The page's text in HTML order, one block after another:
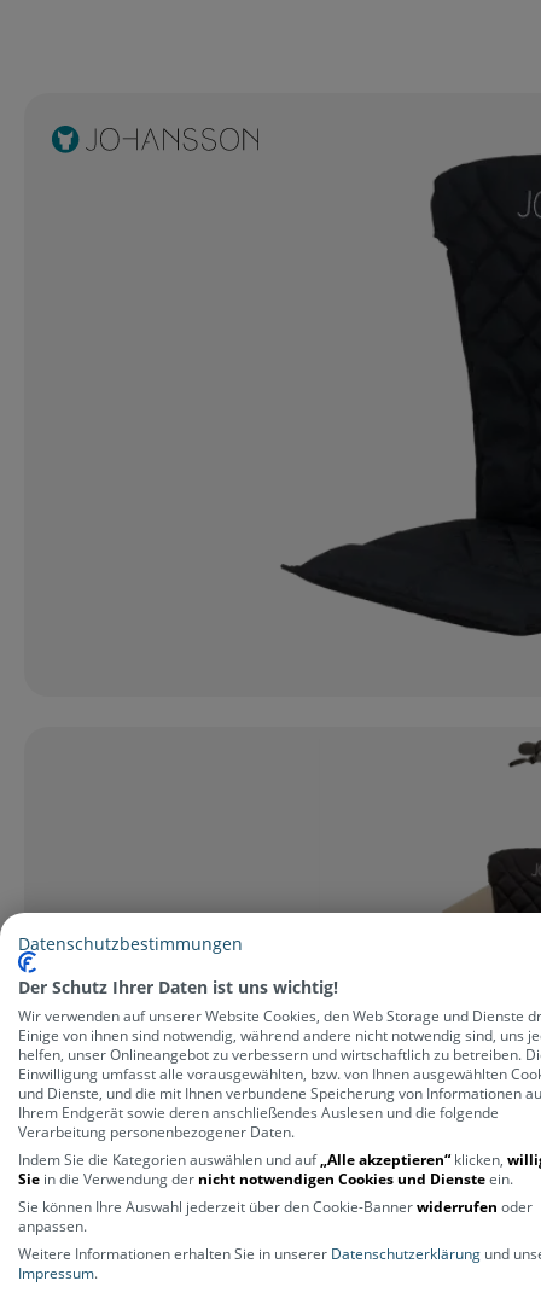
Datenschutzbestimmungen
Der Schutz Ihrer Daten ist uns wichtig!
Wir verwenden auf unserer Website Cookies, den Web Storage und Dienste
Einige von ihnen sind notwendig, während andere nicht notwendig sind, uns
helfen, unser Onlineangebot zu verbessern und wirtschaftlich zu betreiben.
Einwilligung umfasst alle vorausgewählten, bzw. von Ihnen ausgewählten
und Dienste, und die mit Ihnen verbundene Speicherung von Informationen
Ihrem Endgerät sowie deren anschließendes Auslesen und die folgende
Verarbeitung personenbezogener Daten.
Indem Sie die Kategorien auswählen und auf„Alle akzeptieren“klicken,
Sie in die Verwendung der nicht notwendigen Cookies und Diensteein.
Sie können Ihre Auswahl jederzeit über den Cookie-Bannerwiderrufen oder
anpassen.
Weitere Informationen erhalten Sie in unserer Datenschutzerklärung und
Impressum.